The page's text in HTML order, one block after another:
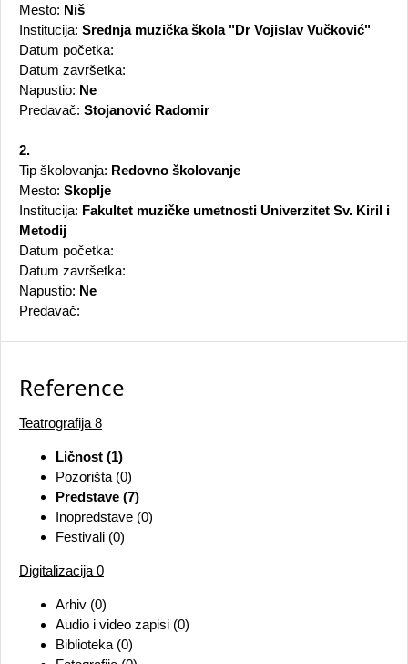
Mesto: Niš
Institucija: Srednja muzička škola "Dr Vojislav Vučković"
Datum početka:
Datum završetka:
Napustio: Ne
Predavač: Stojanović Radomir
2.
Tip školovanja: Redovno školovanje
Mesto: Skoplje
Institucija: Fakultet muzičke umetnosti Univerzitet Sv. Kiril i
Metodij
Datum početka:
Datum završetka:
Napustio: Ne
Predavač:
Reference
Teatrografija 8
Ličnost (1)
Pozorišta (0)
Predstave (7)
Inopredstave (0)
Festivali (0)
Digitalizacija 0
Arhiv (0)
Audio i video zapisi (0)
Biblioteka (0)